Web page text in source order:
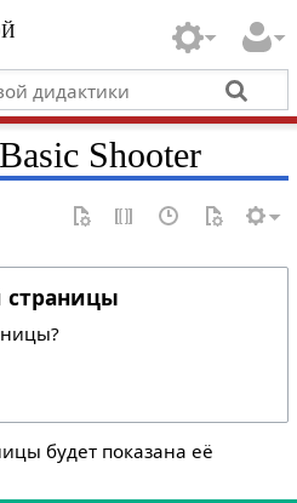
Shooter
страницы
будет показана её